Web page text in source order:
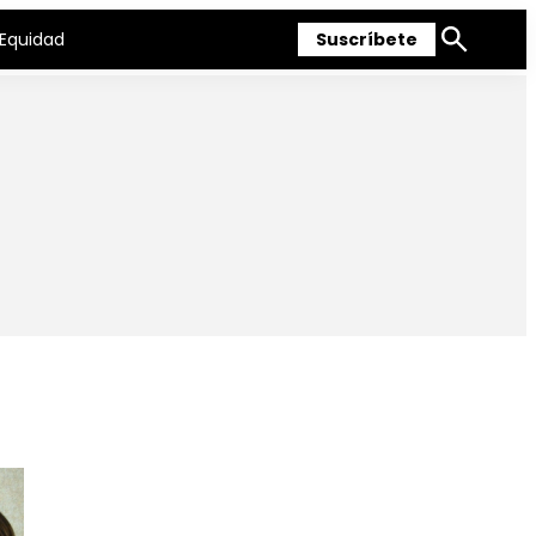
Equidad Suscríbete
Mostrar